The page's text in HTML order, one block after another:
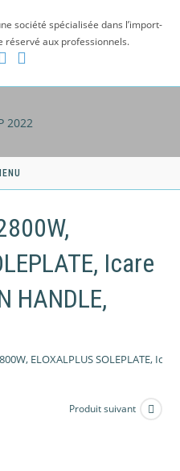
société spécialisée dans l’import-
réservé aux professionnels.
Icare
HANDLE,
ELOXALPLUS SOLEPLATE,
Produit suivant